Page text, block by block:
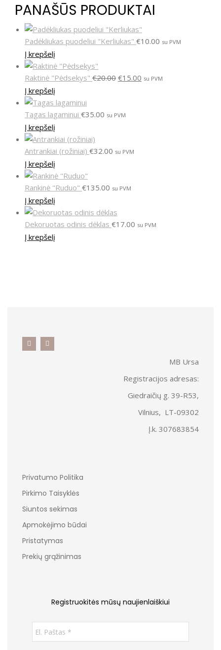
PANAŠŪS PRODUKTAI
Padėkliukas puodeliui "Kerliukas" €10.00 su PVM
Į krepšelį
Raktinė "Pėdsekys" €20.00 €15.00 su PVM
Į krepšelį
Tagas lagaminui €35.00 su PVM
Į krepšelį
Antrankiai (rožiniai) €32.00 su PVM
Į krepšelį
Rankinė "Ruduo" €135.00 su PVM
Į krepšelį
Dekoruotas odinis dėklas €17.00 su PVM
Į krepšelį
MB Ursa
Registracijos adresas:
Giedraičių g. 39-R53,
Vilnius, LT-09302
Į.k. 307683854
Privatumo Politika
Pirkimo Taisyklės
Siuntos sekimas
Apmokėjimo būdai
Pristatymas
Prekių grąžinimas
Registruokitės mūsų naujienlaiškiui